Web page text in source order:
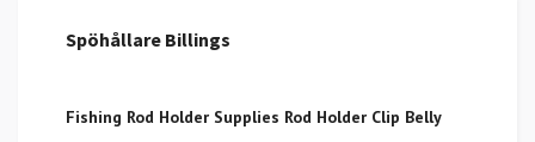
Spöhållare Billings
Fishing Rod Holder Supplies Rod Holder Clip Belly